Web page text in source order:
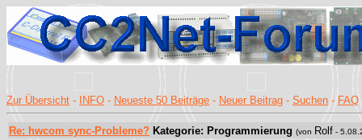
Zur Übersicht - INFO - Neueste 50 Beiträge - Neuer Beitrag - Suchen - FAQ
Re: hwcom sync-Probleme? Kategorie: Programmierung (von Rolf -